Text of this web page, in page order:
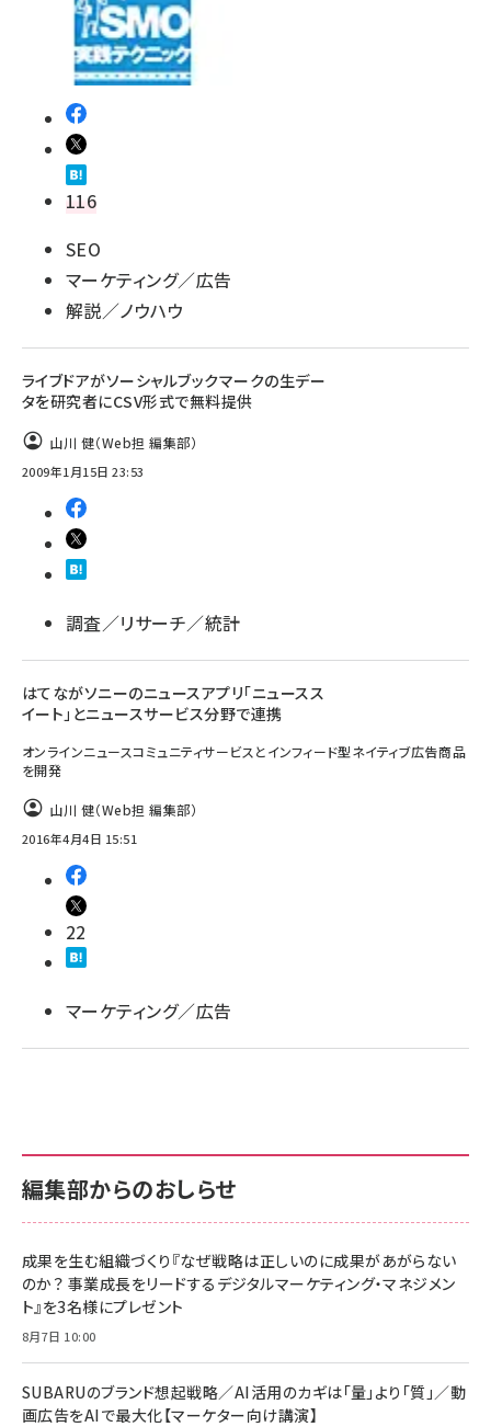
116
SEO
マーケティング／広告
解説／ノウハウ
ライブドアがソーシャルブックマークの生デー
タを研究者にCSV形式で無料提供
山川 健（Web担 編集部）
2009年1月15日 23:53
調査／リサーチ／統計
はてながソニーのニュースアプリ「ニュースス
イート」とニュースサービス分野で連携
オンラインニュースコミュニティサービスとインフィード型ネイティブ広告商品
を開発
山川 健（Web担 編集部）
2016年4月4日 15:51
22
マーケティング／広告
編集部からのおしらせ
成果を生む組織づくり『なぜ戦略は正しいのに成果があがらない
のか？ 事業成長をリードするデジタルマーケティング・マネジメン
ト』を3名様にプレゼント
8月7日 10:00
SUBARUのブランド想起戦略／AI活用のカギは「量」より「質」／動
画広告をAIで最大化【マーケター向け講演】